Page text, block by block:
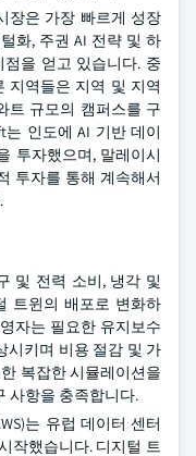
장은 가장 빠르게 성장
화, 주권 AI 전략 및 하
을 얻고 있습니다. 중
지역들은 지역 및 지역
트 규모의 캠퍼스를 구
는 인도에 AI 기반 데이
투자했으며, 말레이시
투자를 통해 계속해서
및 전력 소비, 냉각 및
트윈의 배포로 변화하
자는 필요한 유지보수
시키며 비용 절감 및 가
복잡한 시뮬레이션을
사항을 충족합니다.
는 유럽 데이터 센터
작했습니다. 디지털 트